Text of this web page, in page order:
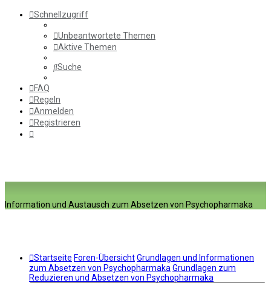
Schnellzugriff
Unbeantwortete Themen
Aktive Themen
Suche
FAQ
Regeln
Anmelden
Registrieren
Information und Austausch zum Absetzen von Psychopharmaka
Startseite Foren-ÜbersichtGrundlagen und Informationen
zum Absetzen von Psychopharmaka Grundlagen zum
Reduzieren und Absetzen von Psychopharmaka